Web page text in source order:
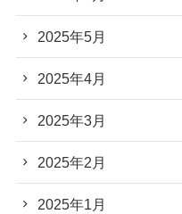
2025年5月
2025年4月
2025年3月
2025年2月
2025年1月